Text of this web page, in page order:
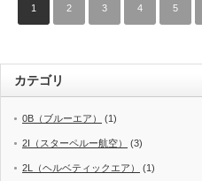
1 2 3 4 5
カテゴリ
0B（ブルーエア） (1)
2I（スターペルー航空） (3)
2L（ヘルベティックエア） (1)